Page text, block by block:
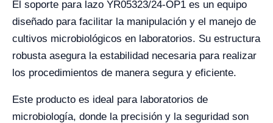
El soporte para lazo YR05323/24-OP1 es un equipo
diseñado para facilitar la manipulación y el manejo de
cultivos microbiológicos en laboratorios. Su estructura
robusta asegura la estabilidad necesaria para realizar
los procedimientos de manera segura y eficiente.
Este producto es ideal para laboratorios de
microbiología, donde la precisión y la seguridad son